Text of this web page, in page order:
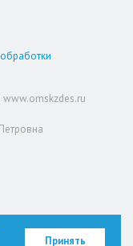
www.omskzdes.ru
Принять